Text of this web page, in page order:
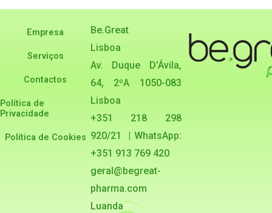
Empresa
Serviços
Contactos
Política de
Privacidade
Política de Cookies
Be.Great
Lisboa
Av. Duque D’Ávila,
64, 2ºA 1050-083
Lisboa
+351 218 298
920/21 | WhatsApp:
+351 913 769 420
geral@begreat-
pharma.com
Luanda